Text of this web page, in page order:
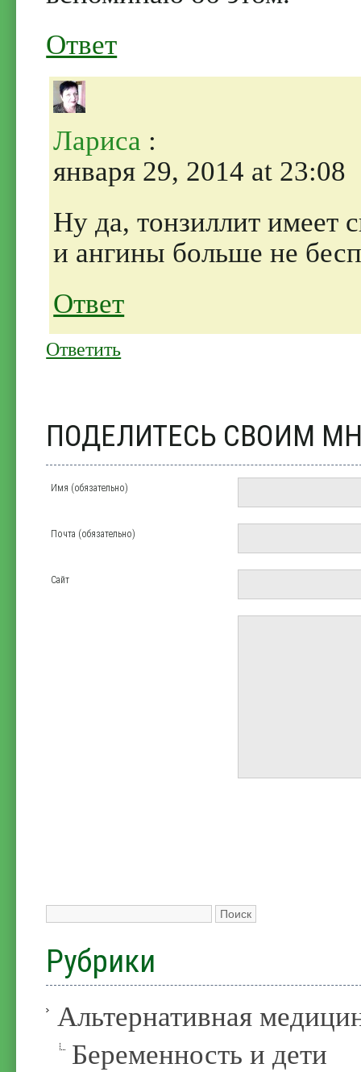
Ответ
Лариса :
января 29, 2014 at 23:08
Ну да, тонзиллит имеет
и ангины больше не
Ответ
Ответить
ПОДЕЛИТЕСЬ СВОИМ
Имя (обязательно)
Почта (обязательно)
Сайт
Рубрики
Альтернативная
Беременность и дети